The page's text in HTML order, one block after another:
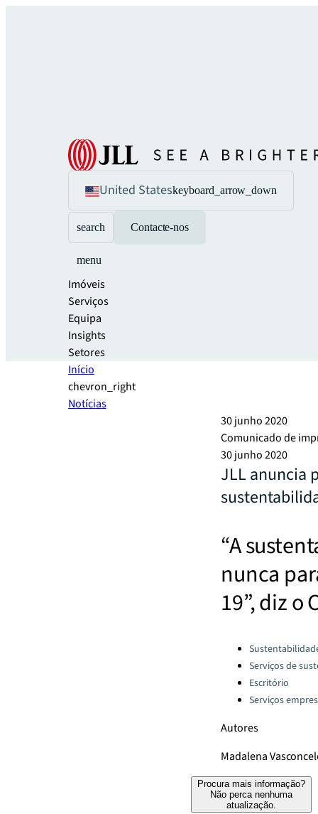
United Stateskeyboard_arrow_down
search Contacte-nos
menu
Imóveis
Serviços
Equipa
Insights
Setores
Início
chevron_right
Notícias
30 junho 2020
Comunicado de
30 junho 2020
JLL anuncia
“A
nunca
19”, diz o
Categories:
Serviços de
Escritório
Serviços
Autores
Madalena
Procura mais informação?
Não perca nenhuma
atualização.